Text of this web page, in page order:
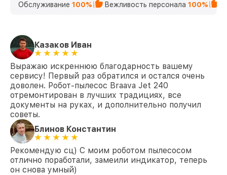
Обслуживание 100% Вежливость персонала 100%
Казаков Иван
Выражаю искреннюю благодарность вашему
сервису! Первый раз обратился и остался очень
доволен. Робот-пылесос Braava Jet 240
отремонтирован в лучших традициях, все
документы на руках, и дополнительно получил
советы.
Блинов Константин
Рекомендую сц) С моим роботом пылесосом
отлично поработали, замеили индикатор, теперь
он снова умный)